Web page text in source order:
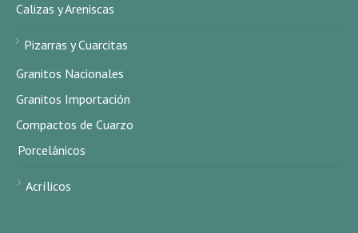
Calizas y Areniscas
Pizarras y Cuarcitas
Granitos Nacionales
Granitos Importación
Compactos de Cuarzo
Porcelánicos
Acrílicos